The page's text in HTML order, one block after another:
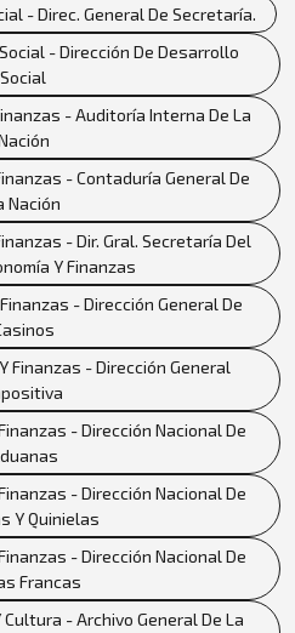
- Direc. General De Secretaría.
- Dirección De Desarrollo
Social
- Auditoría Interna De La
- Contaduría General De
Nación
- Dir. Gral. Secretaría Del
Y Finanzas
- Dirección General De
Finanzas - Dirección General
- Dirección Nacional De
- Dirección Nacional De
Y Quinielas
- Dirección Nacional De
Francas
- Archivo General De La